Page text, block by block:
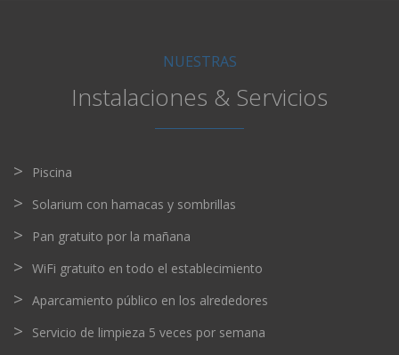
NUESTRAS
Instalaciones & Servicios
Piscina
Solarium con hamacas y sombrillas
Pan gratuito por la mañana
WiFi gratuito en todo el establecimiento
Aparcamiento público en los alrededores
Servicio de limpieza 5 veces por semana